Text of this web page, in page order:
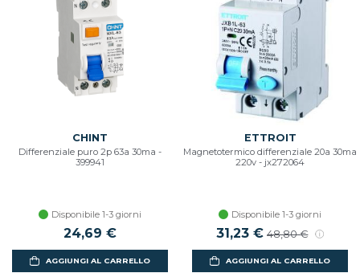
CHINT
Differenziale puro 2p 63a 30ma -
399941
Disponibile 1-3 giorni
24,69 €
AGGIUNGI AL CARRELLO
ETTROIT
Magnetotermico differenziale 20a 30ma
220v - jx272064
Disponibile 1-3 giorni
31,23 € 48,80 €
AGGIUNGI AL CARRELLO